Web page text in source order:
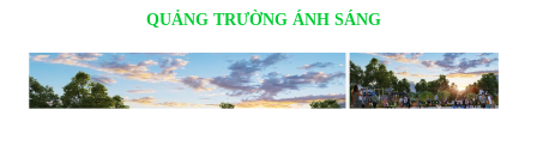
QUẢNG TRƯỜNG ÁNH SÁNG